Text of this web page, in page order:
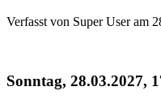
Verfasst von Super User am
Sonntag, 28.03.2027,